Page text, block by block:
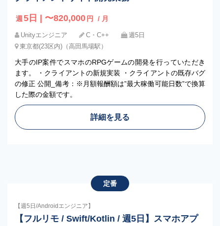
週 5日 | 〜820,000 円 / 月
Unityエンジニア C・C++
週5日
東京都(23区内)（高田馬場駅）
大手のIP案件でスマホのRPGゲームの開発を行っていただき
ます。 ・クライアントの新規実装 ・クライアントの既存バグ
の修正 公開_備考：※月額報酬額は”最大稼働可能日数”で換算
した際の金額です。
詳細を見る
定番
【週5日/Androidエンジニア】
【フルリモ / Swift/Kotlin / 週5日】スマホアプ